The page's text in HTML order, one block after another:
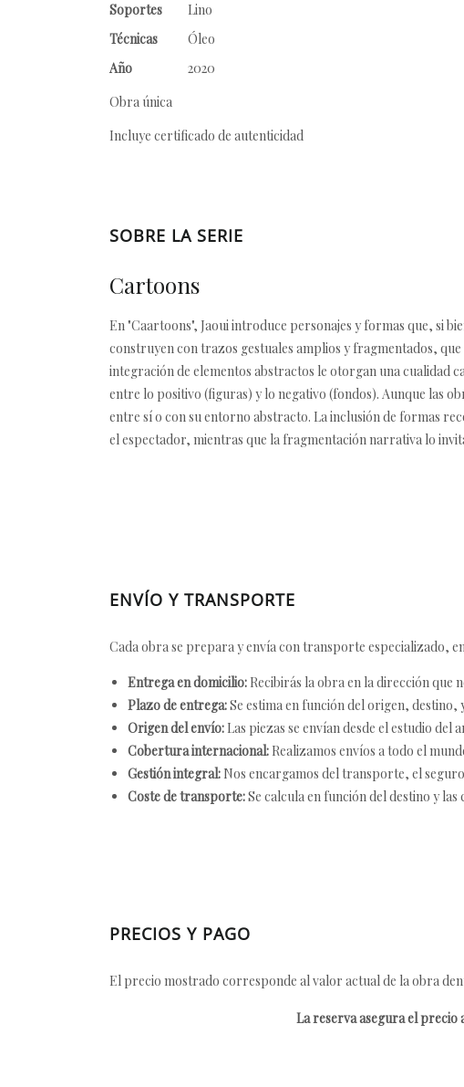
Soportes
Lino
Técnicas
Óleo
Año
2020
Obra única
Incluye certificado de autenticidad
SOBRE LA SERIE
Cartoons
En "Caartoons", Jaoui introduce personajes y formas que, si
construyen con trazos gestuales amplios y fragmentados,
integración de elementos abstractos le otorgan una cualidad
entre lo positivo (figuras) y lo negativo (fondos). Aunque las
entre sí o con su entorno abstracto. La inclusión de formas
el espectador, mientras que la fragmentación narrativa lo
ENVÍO Y TRANSPORTE
Cada obra se prepara y envía con transporte especializado,
Entrega en domicilio: Recibirás la obra en la dirección que
Plazo de entrega:Se estima en función del origen, destino,
Origen del envío: Las piezas se envían desde el estudio
Cobertura internacional: Realizamos envíos a todo el
Gestión integral: Nos encargamos del transporte, el
Coste de transporte:Se calcula en función del destino y
PRECIOS Y PAGO
El precio mostrado corresponde al valor actual de la obra
La reserva asegura el